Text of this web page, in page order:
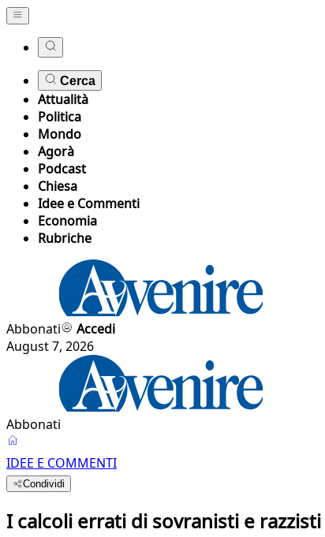
Cerca
Attualità
Politica
Mondo
Agorà
Podcast
Chiesa
Idee e Commenti
Economia
Rubriche
Abbonati
Accedi
August 7, 2026
Abbonati
IDEE E COMMENTI
Condividi
I calcoli errati di sovranisti e razzisti